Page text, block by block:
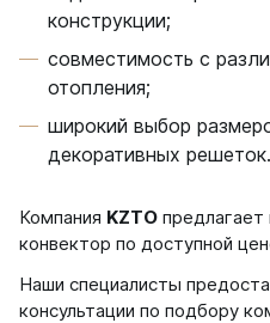
конструкции;
совместимость с
отопления;
широкий выбор
декоративных решеток.
Компания KZTO предлагает
конвектор по доступной
Наши специалисты
консультации по подбору